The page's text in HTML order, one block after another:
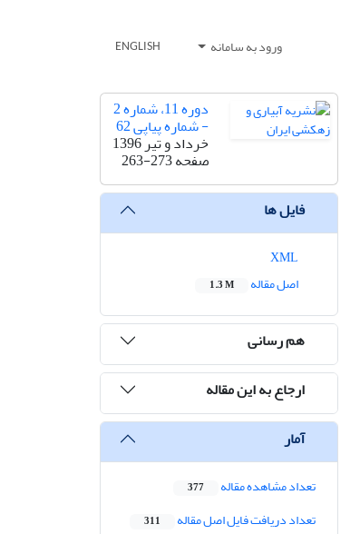
ورود به سامانه ENGLISH
دوره 11، شماره 2
- شماره پیاپی 62
خرداد و تیر 1396
صفحه263-273
فایل ها
اصل مقاله
1.3 M
هم رسانی
ارجاع به این مقاله
آمار
تعداد مشاهده مقاله 377
تعداد دریافت فایل اصل مقاله 311